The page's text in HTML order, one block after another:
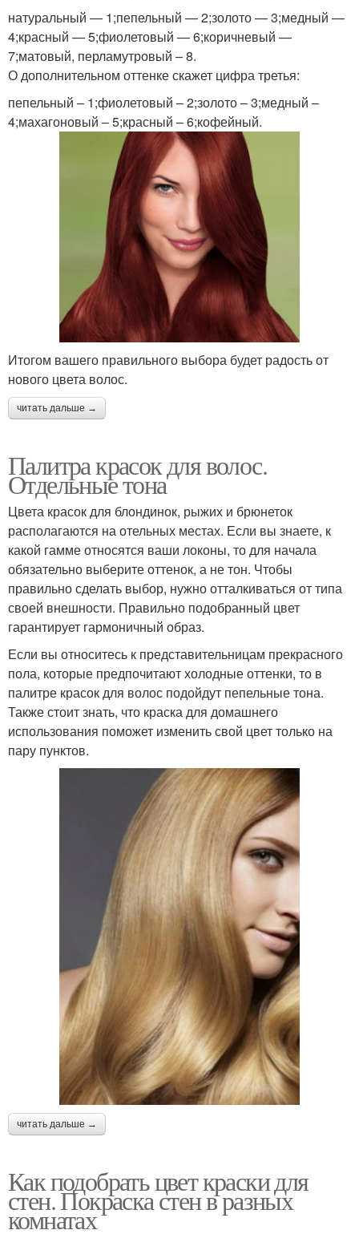
натуральный — 1;пепельный — 2;золото — 3;медный —
4;красный — 5;фиолетовый — 6;коричневый —
7;матовый, перламутровый – 8.
О дополнительном оттенке скажет цифра третья:
пепельный – 1;фиолетовый – 2;золото – 3;медный –
4;махагоновый – 5;красный – 6;кофейный.
Итогом вашего правильного выбора будет радость от
нового цвета волос.
читать дальше →
Палитра красок для волос.
Отдельные тона
Цвета красок для блондинок, рыжих и брюнеток
располагаются на отельных местах. Если вы знаете, к
какой гамме относятся ваши локоны, то для начала
обязательно выберите оттенок, а не тон. Чтобы
правильно сделать выбор, нужно отталкиваться от типа
своей внешности. Правильно подобранный цвет
гарантирует гармоничный образ.
Если вы относитесь к представительницам прекрасного
пола, которые предпочитают холодные оттенки, то в
палитре красок для волос подойдут пепельные тона.
Также стоит знать, что краска для домашнего
использования поможет изменить свой цвет только на
пару пунктов.
читать дальше →
Как подобрать цвет краски для
стен. Покраска стен в разных
комнатах